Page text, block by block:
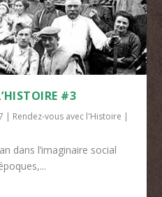
#3
| Rendez-vous avec l'Histoire |
dans l’imaginaire social